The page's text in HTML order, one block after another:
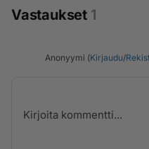
Vastaukset 1
Anonyymi (Kirjaudu/